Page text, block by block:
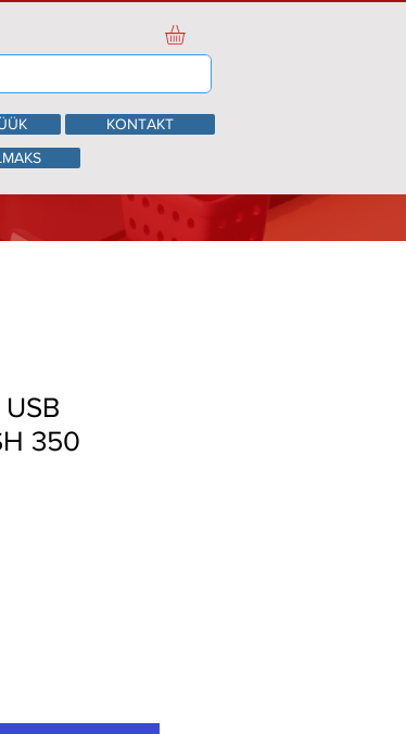
KONTAKT
350